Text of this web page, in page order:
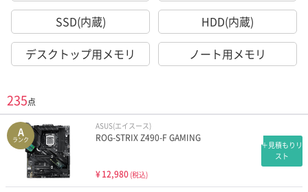
SSD(内蔵)
HDD(内蔵)
デスクトップ用メモリ
ノート用メモリ
235点
A
ランク
ASUS(エイスース)
ROG-STRIX Z490-F GAMING
¥12,980 (税込)
＋見積もりリ
スト